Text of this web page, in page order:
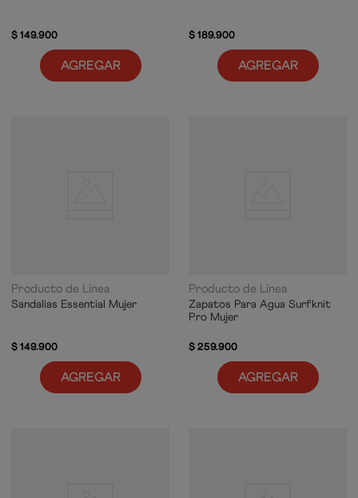
$149.900
AGREGAR
$189.900
AGREGAR
Producto de Línea
Sandalias Essential Mujer
$149.900
AGREGAR
Producto de Línea
Zapatos Para Agua Surfknit
Pro Mujer
$259.900
AGREGAR